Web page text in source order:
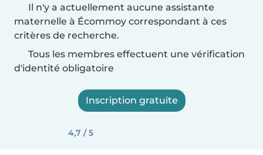
Il n'y a actuellement aucune assistante
maternelle à Écommoy correspondant à ces
critères de recherche.
Tous les membres effectuent une vérification
d'identité obligatoire
Inscription gratuite
4,7 / 5